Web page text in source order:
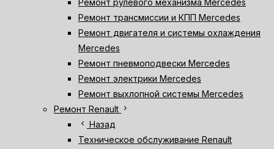
Ремонт рулевого механизма Mercedes
Ремонт трансмиссии и КПП Mercedes
Ремонт двигателя и системы охлаждения
Mercedes
Ремонт пневмоподвески Mercedes
Ремонт электрики Mercedes
Ремонт выхлопной системы Mercedes
Ремонт Renault chevron_right
chevron_left Назад
Техническое обслуживание Renault